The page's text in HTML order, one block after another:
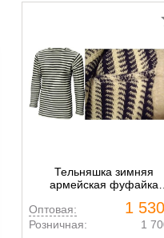
Тельняшка зимняя
армейская фуфайка
Оптовая:
1
Розничная: 1